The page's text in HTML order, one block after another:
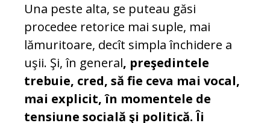
Una peste alta, se puteau găsi
procedee retorice mai suple, mai
lămuritoare, decît simpla închidere a
uşii. Şi, în general, preşedintele
trebuie, cred, să fie ceva mai vocal,
mai explicit, în momentele de
tensiune socială şi politică. Îi